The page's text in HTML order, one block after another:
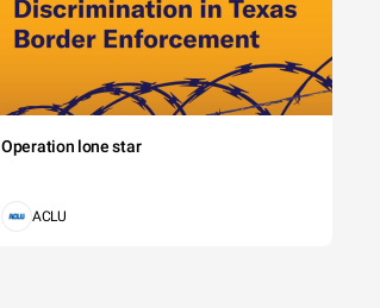
Operation lone star
ACLU